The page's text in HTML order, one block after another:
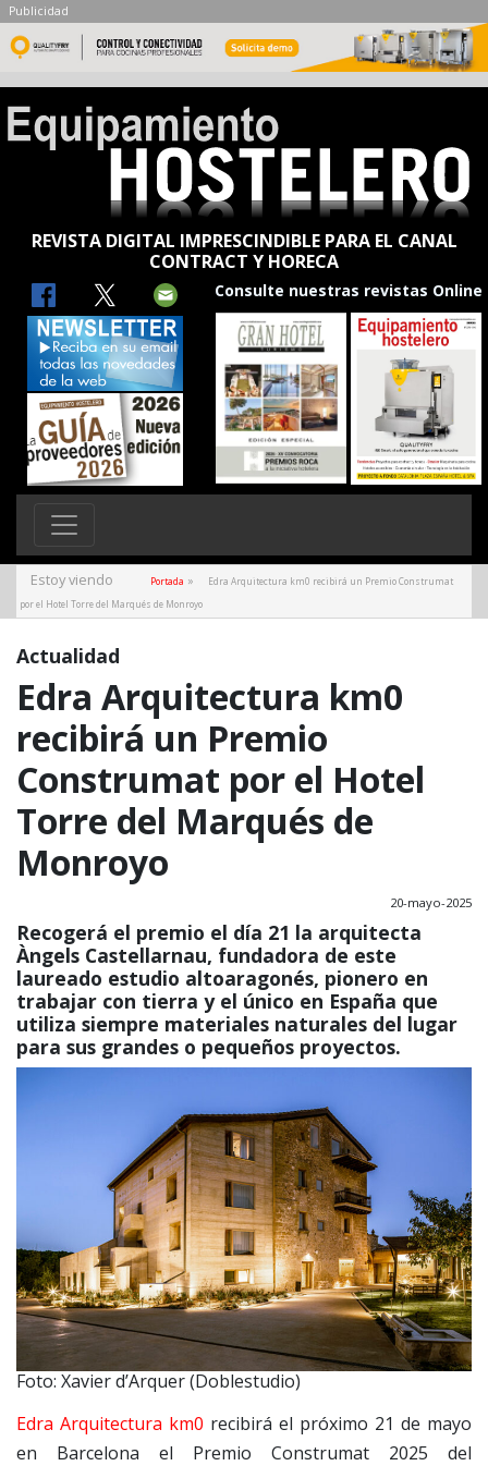
Publicidad
REVISTA DIGITAL IMPRESCINDIBLE PARA EL CANAL
CONTRACT Y HORECA
Consulte nuestras revistas Online
Estoy viendo Portada »
Edra Arquitectura km0 recibirá un Premio Construmat
por el Hotel Torre del Marqués de Monroyo
Actualidad
Edra Arquitectura km0
recibirá un Premio
Construmat por el Hotel
Torre del Marqués de
Monroyo
20-mayo-2025
Recogerá el premio el día 21 la arquitecta
Àngels Castellarnau, fundadora de este
laureado estudio altoaragonés, pionero en
trabajar con tierra y el único en España que
utiliza siempre materiales naturales del lugar
para sus grandes o pequeños proyectos.
Foto: Xavier d’Arquer (Doblestudio)
Edra Arquitectura km0 recibirá el próximo 21 de mayo
en Barcelona el Premio Construmat 2025 del